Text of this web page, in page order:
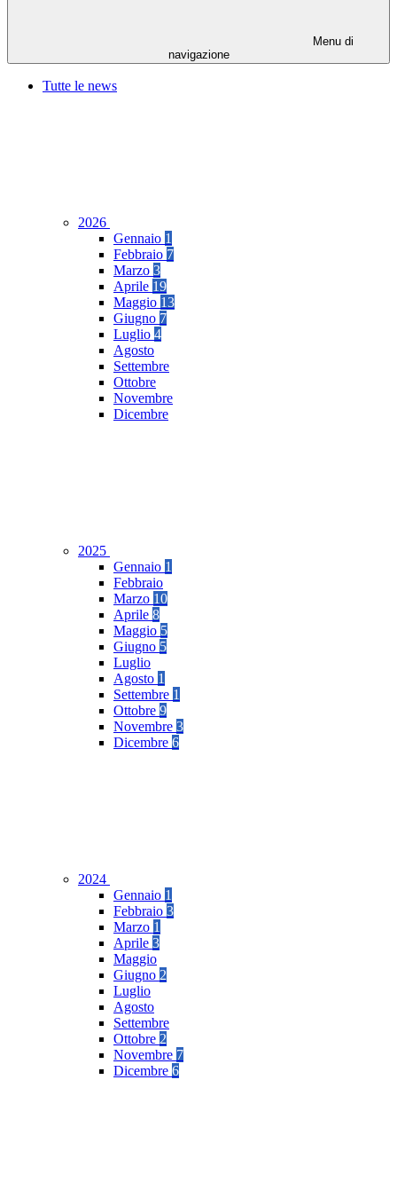
Menu di
navigazione
Tutte le news
2026
Gennaio 1
Febbraio 7
Marzo 3
Aprile 19
Maggio 13
Giugno 7
Luglio 4
Agosto
Settembre
Ottobre
Novembre
Dicembre
2025
Gennaio 1
Febbraio
Marzo 10
Aprile 8
Maggio 5
Giugno 5
Luglio
Agosto 1
Settembre 1
Ottobre 9
Novembre 3
Dicembre 6
2024
Gennaio 1
Febbraio 3
Marzo 1
Aprile 3
Maggio
Giugno 2
Luglio
Agosto
Settembre
Ottobre 2
Novembre 7
Dicembre 6